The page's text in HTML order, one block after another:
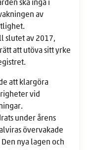
ska ingå i
av
slutet av 2017,
att utöva sitt yrke
att klargöra
vid
under årens
övervakade
nya lagen och